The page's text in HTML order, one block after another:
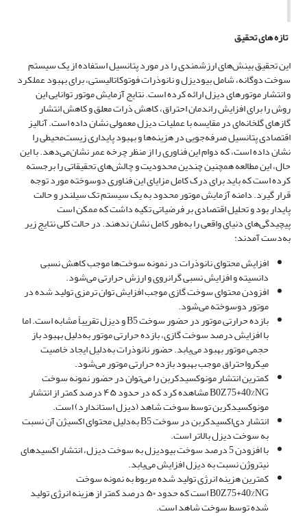
تازه های تحقیق
این تحقیق بینش‌های ارزشمندی را در مورد پتانسیل استفاده از یک سیستم
سوخت دوگانه، شامل بیودیزل و نانوذرات فوتوکاتالیستی، برای بهبود عملکرد
و انتشار موتورهای دیزل ارائه کرده است. نتایج آزمایش موتور توانایی این
روش را برای افزایش راندمان احتراق، کاهش ذرات معلق و کاهش انتشار
گازهای گلخانه‌ای در مقایسه با عملیات دیزل معمولی نشان داده است. آنالیز
اقتصادی پتانسیل صرفه‌جویی در هزینه‌ها و بهبود پایداری زیست‌محیطی را
نشان داده است، که دوام این فناوری را از منظر چرخه عمر نشان‌می‌دهد. با این
حال، این مطالعه همچنین چندین محدودیت و چالش‌های تحقیقاتی را برجسته
کرده است که باید برای درک کامل مزایای این فناوری دوسوخته مورد توجه
قرار گیرد. دامنه آزمایش موتور محدود به یک سیستم تک سیلندر و حالت
پایدار بود و تحلیل اقتصادی بر فرضیاتی تکیه داشت که ممکن است
پیچیدگی‌های دنیای واقعی را به‌طور کامل نشان ندهند. در حالت کلی نتایج زیر
به‌دست آمدند:
افزایش محتوای نانوذرات در نمونه سوخت‌ها موجب کاهش نسبی
دانسیته و افزایش نسبی گرانروی و ارزش حرارتی می‌شود.
افزودن محتوای سوخت گازی موجب افزایش توان ترمزی تولید شده در
موتور دوسوخته می‌شود.
بازده حرارتی موتور در حضور سوخت B5 و دیزل تقریباً مشابه است. اما
با افزایش درصد سوخت گازی، بازده حرارتی موتور به‌دلیل بهبود باز
حجمی موتور بهبود می‌یابد. حضور نانوذرات به‌دلیل ایجاد خاصیت
میکرواحتراق موجب بهبود بازده حرارتی موتور می‌شود.
کمترین انتشار مونوکسیدکربن را می‌توان در حضور نمونه سوخت
B0Z75+40%NG مشاهده کرد که در حدود ۴۵ درصد کمتر از انتشار
مونوکسیدکربن توسط سوخت شاهد (دیزل استاندارد) است.
انتشار دی‌اکسیدکربن در سوخت B5 به‌دلیل محتوای اکسیژن آن نسبت
به سوخت دیزل بالاتر است.
با افزودن 5 درصد سوخت بیودیزل به سوخت دیزل، انتشار اکسیدهای
نیتروژن نسبت به دیزل افزایش می‌یابد.
کمترین هزینه انرژی تولید شده مربوط به نمونه سوخت
B0Z75+40%NG است که حدود ۵۰ درصد کمتر از هزینه انرژی تولید
شده توسط سوخت شاهد است.